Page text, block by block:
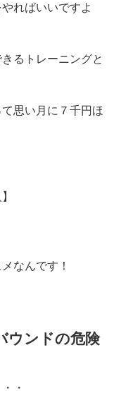
ればいいですよ
るトレーニングと
て思い月に７千円ほ
なんです！
ウンドの危険
・